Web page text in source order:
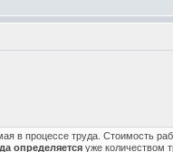
в процессе труда. Стоимость
определяется уже количеством